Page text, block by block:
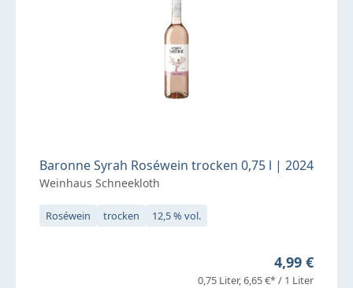
Baronne Syrah Roséwein trocken 0,75 l | 2024
Weinhaus Schneekloth
Roséwein trocken 12,5 % vol.
Regulärer
4,99 €
0,75 Liter 6,65 €* / 1 Liter